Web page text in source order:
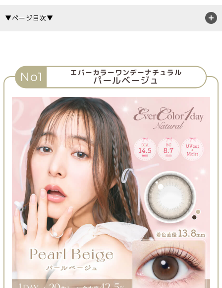
▼ページ目次▼
No1 エバーカラーワンデーナチュラル
パールベージュ